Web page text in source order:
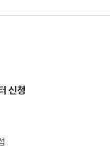
신청